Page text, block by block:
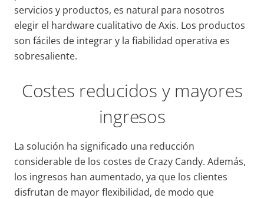
servicios y productos, es natural para nosotros
elegir el hardware cualitativo de Axis. Los productos
son fáciles de integrar y la fiabilidad operativa es
sobresaliente.
Costes reducidos y mayores
ingresos
La solución ha significado una reducción
considerable de los costes de Crazy Candy. Además,
los ingresos han aumentado, ya que los clientes
disfrutan de mayor flexibilidad, de modo que